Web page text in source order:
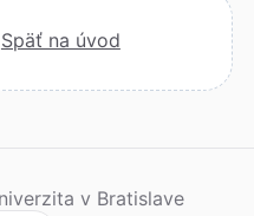
Späť na úvod
v Bratislave